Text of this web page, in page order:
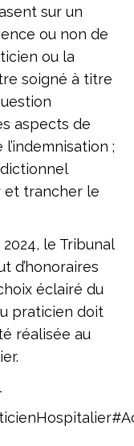
sur un
ou non de
ou la
soigné à titre
aspects de
;
et trancher le
le Tribunal
d’honoraires
éclairé du
praticien doit
réalisée au